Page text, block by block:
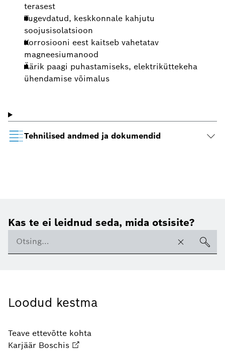
terasest
Tugevdatud, keskkonnale kahjutu
soojusisolatsioon
Korrosiooni eest kaitseb vahetatav
magneesiumanood
Äärik paagi puhastamiseks, elektriküttekeha
ühendamise võimalus
Tehnilised andmed ja dokumendid
Kas te ei leidnud seda, mida otsisite?
Loodud kestma
Teave ettevõtte kohta
Karjäär Boschis